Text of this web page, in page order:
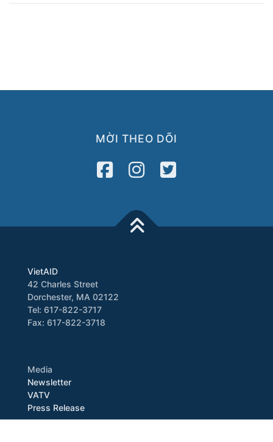
MỜI THEO DÕI
VietAID
42 Charles Street
Dorchester, MA 02122
Tel: 617-822-3717
Fax: 617-822-3718
Media
Newsletter
VATV
Press Release